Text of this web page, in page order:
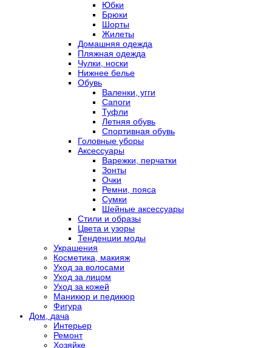
Юбки
Брюки
Шорты
Жилеты
Домашняя одежда
Пляжная одежда
Чулки, носки
Нижнее белье
Обувь
Валенки, угги
Сапоги
Туфли
Летняя обувь
Спортивная обувь
Головные уборы
Аксессуары
Варежки, перчатки
Зонты
Очки
Ремни, пояса
Сумки
Шейные аксессуары
Стили и образы
Цвета и узоры
Тенденции моды
Украшения
Косметика, макияж
Уход за волосами
Уход за лицом
Уход за кожей
Маникюр и педикюр
Фигура
Дом, дача
Интерьер
Ремонт
Хозяйке